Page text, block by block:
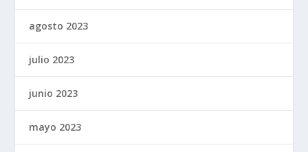
agosto 2023
julio 2023
junio 2023
mayo 2023